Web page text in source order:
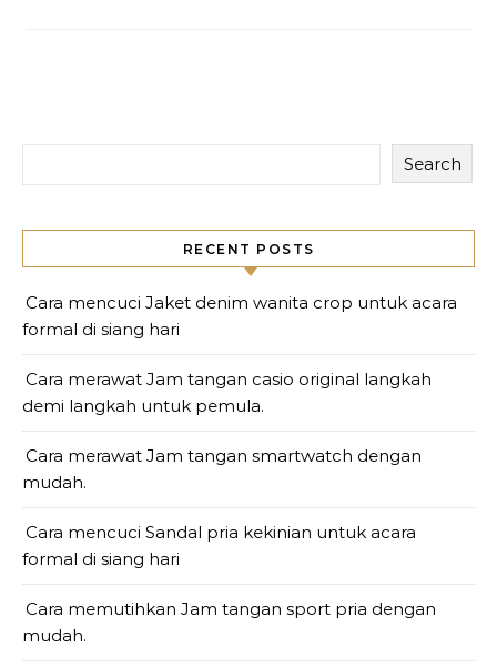
Search
RECENT POSTS
Cara mencuci Jaket denim wanita crop untuk acara
formal di siang hari
Cara merawat Jam tangan casio original langkah
demi langkah untuk pemula.
Cara merawat Jam tangan smartwatch dengan
mudah.
Cara mencuci Sandal pria kekinian untuk acara
formal di siang hari
Cara memutihkan Jam tangan sport pria dengan
mudah.